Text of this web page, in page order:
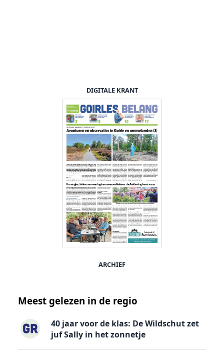
DIGITALE KRANT
ARCHIEF
Meest gelezen in de regio
40 jaar voor de klas: De Wildschut zet
juf Sally in het zonnetje